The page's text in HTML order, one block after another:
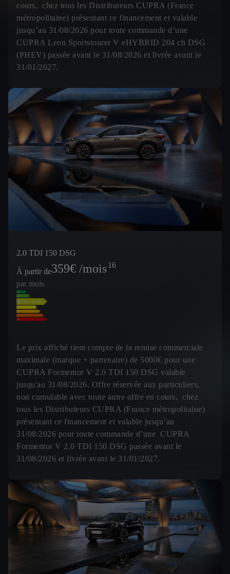
cours, chez tous les Distributeurs CUPRA (France
métropolitaine) présentant ce financement et valable
jusqu’au 31/08/2026 pour toute commande d’une
CUPRA Leon Sportstourer V eHYBRID 204 ch DSG
(PHEV) passée avant le 31/08/2026 et livrée avant le
31/01/2027.
2.0 TDI 150 DSG
À partir de359€ /mois16
par mois
Le prix affiché tient compte de la remise commerciale
maximale (marque + partenaire) de 5000€ pour une
CUPRA Formentor V 2.0 TDI 150 DSG valable
jusqu'au 31/08/2026. Offre réservée aux particuliers,
non cumulable avec toute autre offre en cours, chez
tous les Distributeurs CUPRA (France métropolitaine)
présentant ce financement et valable jusqu’au
31/08/2026 pour toute commande d’une CUPRA
Formentor V 2.0 TDI 150 DSG passée avant le
31/08/2026 et livrée avant le 31/01/2027.